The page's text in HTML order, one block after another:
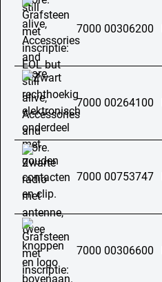
7000 00306200
7000 00264100
7000 00753747
7000 00306600